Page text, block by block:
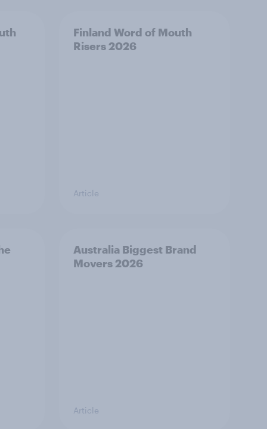
Finland Word of Mouth
Risers 2026
Article
Australia Biggest Brand
Movers 2026
Article